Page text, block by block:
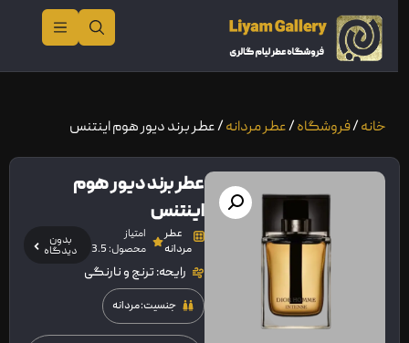
خانه/فروشگاه/عطر مردانه/ عطر برند دیور هوم اینتنس
عطر برند دیور هوم
اینتنس
عطر
مردانه
امتیاز
محصول: 3.5
بدون
دیدگاه
رایحه: ترنج و نارنگی
جنسیت: مردانه